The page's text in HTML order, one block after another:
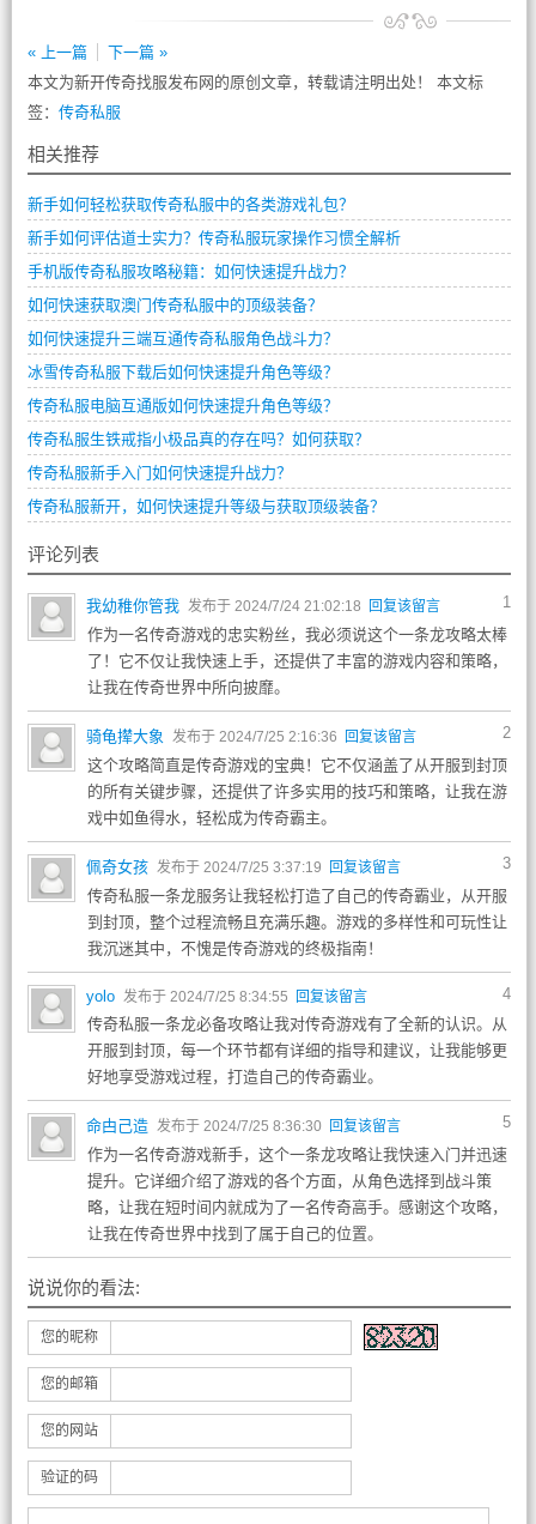
« 上一篇
下一篇 »
本文为新开传奇找服发布网的原创文章，转载请注明出处！ 本文标
签： 传奇私服
相关推荐
新手如何轻松获取传奇私服中的各类游戏礼包？
新手如何评估道士实力？传奇私服玩家操作习惯全解析
手机版传奇私服攻略秘籍：如何快速提升战力？
如何快速获取澳门传奇私服中的顶级装备？
如何快速提升三端互通传奇私服角色战斗力？
冰雪传奇私服下载后如何快速提升角色等级？
传奇私服电脑互通版如何快速提升角色等级？
传奇私服生铁戒指小极品真的存在吗？如何获取？
传奇私服新手入门如何快速提升战力？
传奇私服新开，如何快速提升等级与获取顶级装备？
评论列表
1
我幼稚你管我 发布于 2024/7/24 21:02:18 回复该留言
作为一名传奇游戏的忠实粉丝，我必须说这个一条龙攻略太棒
了！它不仅让我快速上手，还提供了丰富的游戏内容和策略，
让我在传奇世界中所向披靡。
2
骑龟撵大象 发布于 2024/7/25 2:16:36 回复该留言
这个攻略简直是传奇游戏的宝典！它不仅涵盖了从开服到封顶
的所有关键步骤，还提供了许多实用的技巧和策略，让我在游
戏中如鱼得水，轻松成为传奇霸主。
3
佩奇女孩 发布于 2024/7/25 3:37:19 回复该留言
传奇私服一条龙服务让我轻松打造了自己的传奇霸业，从开服
到封顶，整个过程流畅且充满乐趣。游戏的多样性和可玩性让
我沉迷其中，不愧是传奇游戏的终极指南！
4
yolo 发布于 2024/7/25 8:34:55 回复该留言
传奇私服一条龙必备攻略让我对传奇游戏有了全新的认识。从
开服到封顶，每一个环节都有详细的指导和建议，让我能够更
好地享受游戏过程，打造自己的传奇霸业。
5
命甴己造 发布于 2024/7/25 8:36:30 回复该留言
作为一名传奇游戏新手，这个一条龙攻略让我快速入门并迅速
提升。它详细介绍了游戏的各个方面，从角色选择到战斗策
略，让我在短时间内就成为了一名传奇高手。感谢这个攻略，
让我在传奇世界中找到了属于自己的位置。
说说你的看法:
您的昵称
您的邮箱
您的网站
验证的码